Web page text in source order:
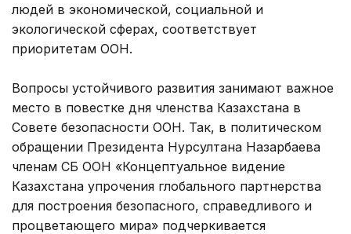
людей в экономической, социальной и
экологической сферах, соответствует
приоритетам ООН.
Вопросы устойчивого развития занимают важное
место в повестке дня членства Казахстана в
Совете безопасности ООН. Так, в политическом
обращении Президента Нурсултана Назарбаева
членам СБ ООН «Концептуальное видение
Казахстана упрочения глобального партнерства
для построения безопасного, справедливого и
процветающего мира» подчеркивается